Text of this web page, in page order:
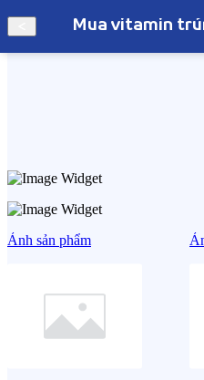
Mua vitamin
Mua vitamin trúng vàng (App)
Ảnh sản phẩm